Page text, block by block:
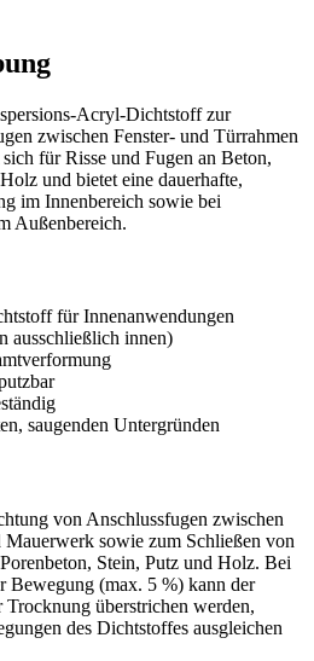
Acryl-Dichtstoff zur
zwischen Fenster- und Türrahmen
für Risse und Fugen an Beton,
und bietet eine dauerhafte,
im Innenbereich sowie bei
Außenbereich.
für Innenanwendungen
ausschließlich innen)
saugenden Untergründen
von Anschlussfugen zwischen
sowie zum Schließen von
Stein, Putz und Holz. Bei
Bewegung (max. 5 %) kann der
überstrichen werden,
des Dichtstoffes ausgleichen